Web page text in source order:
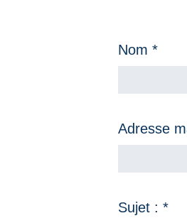
Nom *
Adresse
Sujet : *